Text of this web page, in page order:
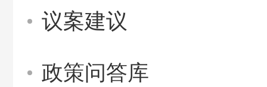
议案建议
政策问答库